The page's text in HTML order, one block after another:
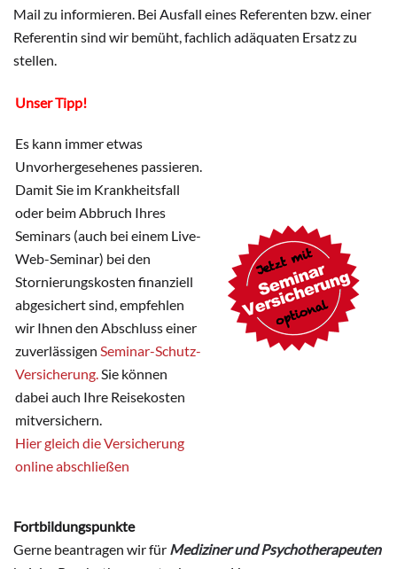
Mail zu informieren. Bei Ausfall eines Referenten bzw. einer
Referentin sind wir bemüht, fachlich adäquaten Ersatz zu
stellen.
Unser Tipp!
Es kann immer etwas
Unvorhergesehenes passieren.
Damit Sie im Krankheitsfall
oder beim Abbruch Ihres
Seminars (auch bei einem Live-
Web-Seminar) bei den
Stornierungskosten finanziell
abgesichert sind, empfehlen
wir Ihnen den Abschluss einer
zuverlässigen Seminar-Schutz-
Versicherung.Sie können
dabei auch Ihre Reisekosten
mitversichern.
Hier gleich die Versicherung
online abschließen
Fortbildungspunkte
Gerne beantragen wir für Mediziner und Psychotherapeuten